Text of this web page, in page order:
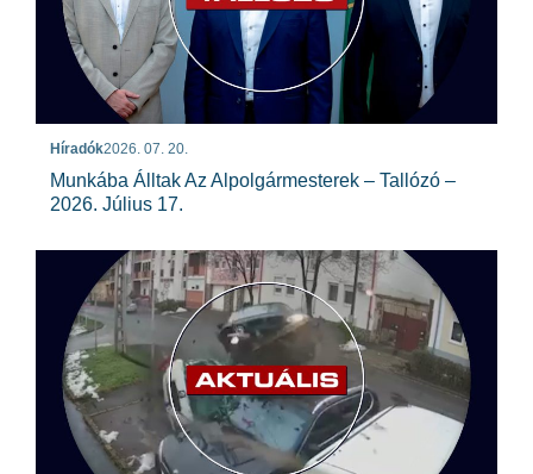
Híradók2026. 07. 20.
Munkába Álltak Az Alpolgármesterek – Tallózó –
2026. Július 17.